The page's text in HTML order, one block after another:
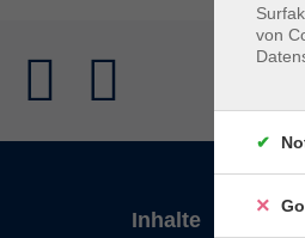
Inhalte
von